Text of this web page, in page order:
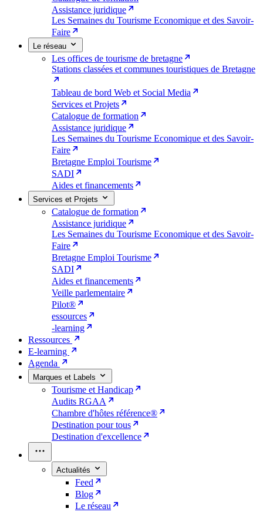
Assistance juridique
Les Semaines du Tourisme Economique et des Savoir-
Faire
Le réseau
Les offices de tourisme de bretagne
Stations classées et communes touristiques de Bretagne
Tableau de bord Web et Social Media
Services et Projets
Catalogue de formation
Assistance juridique
Les Semaines du Tourisme Economique et des Savoir-
Faire
Bretagne Emploi Tourisme
SADI
Aides et financements
Services et Projets
Catalogue de formation
Assistance juridique
Les Semaines du Tourisme Economique et des Savoir-
Faire
Bretagne Emploi Tourisme
SADI
Aides et financements
Veille parlementaire
Pilot®
essources
-learning
Ressources
E-learning
Agenda
Marques et Labels
Tourisme et Handicap
Audits RGAA
Chambre d'hôtes référence®
Destination pour tous
Destination d'excellence
Actualités
Feed
Blog
Le réseau